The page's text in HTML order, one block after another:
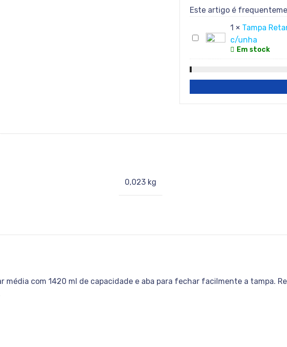
Este artigo é
Tampa
Retangular
1 × Tampa
c/unha
Em stock
0,023 kg
média com 1420 ml de capacidade e aba para fechar facilmente a tampa.